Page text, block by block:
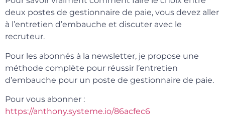
deux postes de gestionnaire de paie, vous devez aller
à l’entretien d’embauche et discuter avec le
recruteur.
Pour les abonnés à la newsletter, je propose une
méthode complète pour réussir l’entretien
d’embauche pour un poste de gestionnaire de paie.
Pour vous abonner :
https://anthony.systeme.io/86acfec6